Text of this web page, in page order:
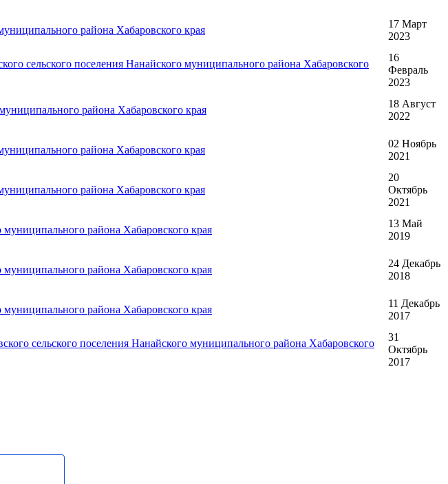
района Хабаровского края
17 Март
2023
сельского поселения Нанайского муниципального района Хабаровского
16
Февраль
2023
района Хабаровского края
18 Август
2022
района Хабаровского края
02 Ноябрь
2021
района Хабаровского края
20
Октябрь
2021
района Хабаровского края
13 Май
2019
района Хабаровского края
24 Декабрь
2018
района Хабаровского края
11 Декабрь
2017
сельского поселения Нанайского муниципального района Хабаровского
31
Октябрь
2017